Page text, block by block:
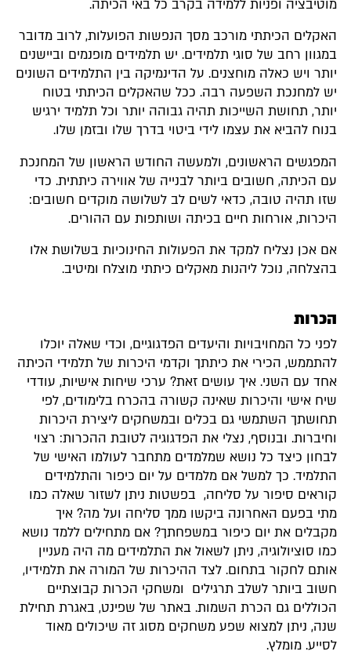
מוטיבציה ופניות ללמידה בקרב כל באי הכיתה.
האקלים הכיתתי מורכב מסך הנפשות הפועלות, לרוב מדובר
במגוון רחב של סוגי תלמידים. יש תלמידים מופנמים וביישנים
יותר ויש כאלה מוחצנים. על הדינמיקה בין התלמידים השונים
יש למחנכת השפעה רבה. ככל שהאקלים הכיתתי בטוח
יותר, תחושת השייכות תהיה גבוהה יותר וכל תלמיד ירגיש
בנוח להביא את עצמו לידי ביטוי בדרך שלו ובזמן שלו.
המפגשים הראשונים, ולמעשה החודש הראשון של המחנכת
עם הכיתה, חשובים ביותר לבנייה של אווירה כיתתית. כדי
שזו תהיה טובה, כדאי לשים לב לשלושה מוקדים חשובים:
היכרות, אורחות חיים בכיתה ושותפות עם ההורים.
אם אכן נצליח למקד את הפעולות החינוכיות בשלושת אלו
בהצלחה, נוכל ליהנות מאקלים כיתתי מוצלח ומיטיב.
הכרות
לפני כל המחויבויות והיעדים הפדגוגיים, וכדי שאלה יוכלו
להתממש, הכירי את כיתתך וקדמי היכרות של תלמידי הכיתה
אחד עם השני. איך עושים זאת? ערכי שיחות אישיות, עודדי
שיח אישי והיכרות שאינה קשורה בהכרח בלימודים, לפי
תחושתך השתמשי גם בכלים ובמשחקים ליצירת היכרות
וחיברות. ובנוסף, נצלי את הפדגוגיה לטובת ההכרות: רצוי
לבחון כיצד כל נושא שמלמדים מתחבר לעולמו האישי של
התלמיד. כך למשל אם מלמדים על יום כיפור והתלמידים
קוראים סיפור על סליחה, בפשטות ניתן לשזור שאלה כמו
מתי בפעם האחרונה ביקשו ממך סליחה ועל מה? איך
מקבלים את יום כיפור במשפחתך? אם מתחילים ללמד נושא
כמו סוציולוגיה, ניתן לשאול את התלמידים מה היה מעניין
אותם לחקור בתחום. לצד ההיכרות של המורה את תלמידיו,
חשוב ביותר לשלב תרגילים ומשחקי הכרות קבוצתיים
הכוללים גם הכרת השמות. באתר של שפינט, באגרת תחילת
שנה, ניתן למצוא שפע משחקים מסוג זה שיכולים מאוד
לסייע. מומלץ.